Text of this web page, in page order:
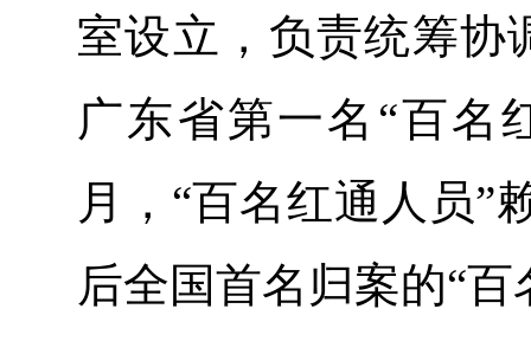
室设立，负责统筹协
广东省第一名“百名
月，“百名红通人员”
后全国首名归案的“